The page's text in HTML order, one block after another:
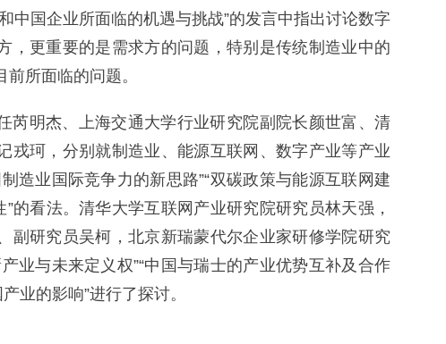
中国企业所面临的机遇与挑战”的发言中指出讨论数字
，更重要的是需求方的问题，特别是传统制造业中的
所面临的问题。
芮明杰、上海交通大学行业研究院副院长颜世富、清
戎珂，分别就制造业、能源互联网、数字产业等产业
造业国际竞争力的新思路”“双碳政策与能源互联网建
”的看法。清华大学互联网产业研究院研究员林天强，
副研究员吴柯，北京新瑞蒙代尔企业家研修学院研究
业与未来定义权”“中国与瑞士的产业优势互补及合作
业的影响”进行了探讨。